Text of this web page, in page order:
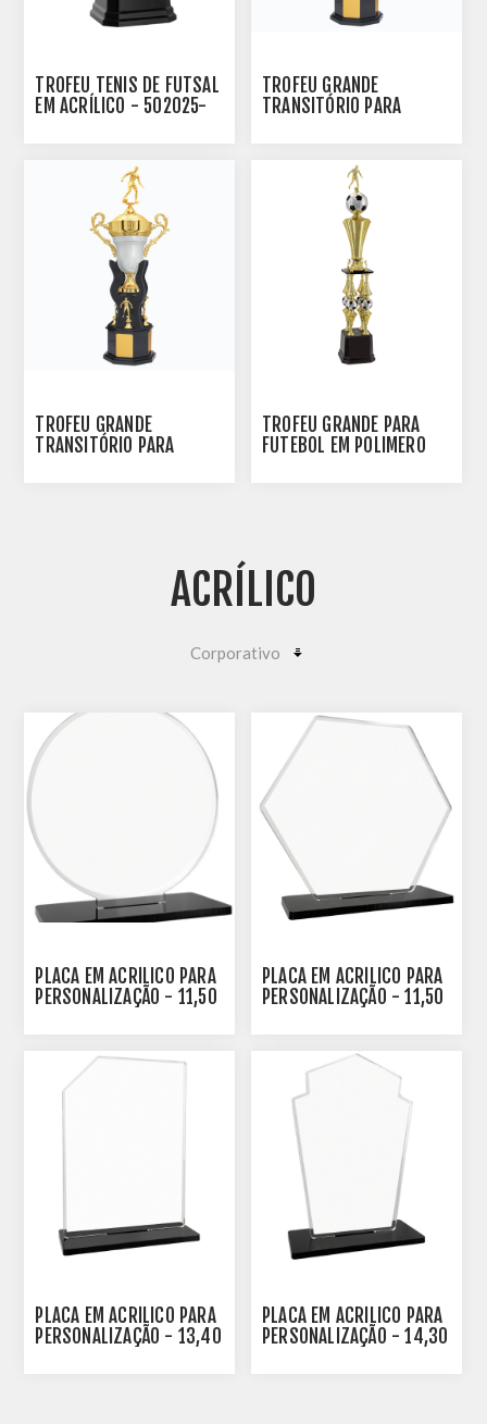
TROFÉU TENIS DE FUTSAL
EM ACRÍLICO - 502025-
TROFÉU GRANDE
TRANSITÓRIO PARA
200330-DDOT
TROFÉU GRANDE
TRANSITÓRIO PARA
TROFÉU GRANDE PARA
FUTEBOL EM POLIMERO
ACRÍLICO
PLACA EM ACRÍLICO PARA
PERSONALIZAÇÃO - 11,50
PLACA EM ACRÍLICO PARA
PERSONALIZAÇÃO - 11,50
PLACA EM ACRÍLICO PARA
PERSONALIZAÇÃO - 13,40
PLACA EM ACRÍLICO PARA
PERSONALIZAÇÃO - 14,30